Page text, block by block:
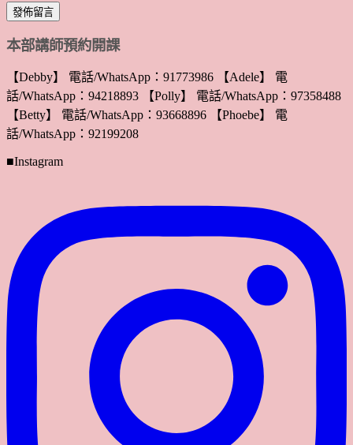
本部講師預約開課
【Debby】 電話/WhatsApp：91773986 【Adele】 電
話/WhatsApp：94218893 【Polly】 電話/WhatsApp：97358488
【Betty】 電話/WhatsApp：93668896 【Phoebe】 電
話/WhatsApp：92199208
■Instagram